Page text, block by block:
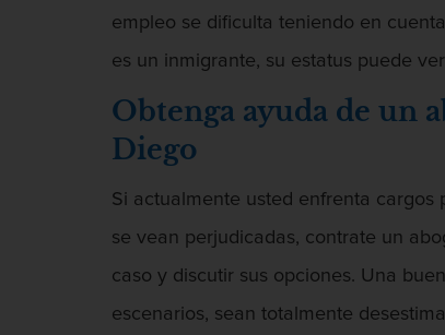
empleo se dificulta teniendo en
es un inmigrante, su estatus puede
Obtenga ayuda de un
Diego
Si actualmente usted enfrenta
se vean perjudicadas, contrate un
caso y discutir sus opciones. Una
escenarios, sean totalmente